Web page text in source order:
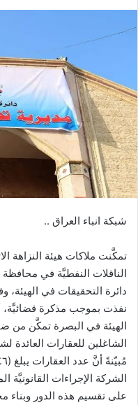
شبكة انباء العراق ..
تمكَّنت ملاكات هيئة النزاهة
الناقلات النفطيَّة في محافظة
دائرة التحقيقات في
نفذت بموجب مذكرة قضائيَّة،
الهيئة في البصرة تمكَّن من
الشاغلين للعقارات العائدة
الشركة الإجراءات القانونيَّة
على تقسيم هذه الدور وبناء